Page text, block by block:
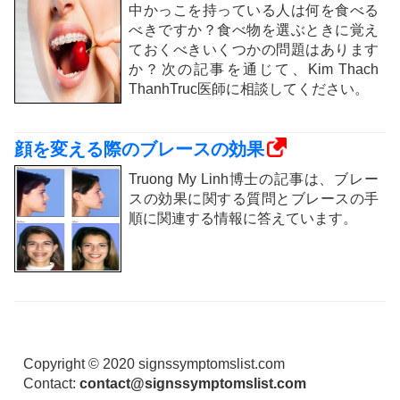
中かっこを持っている人は何を食べる
べきですか？食べ物を選ぶときに覚え
ておくべきいくつかの問題はあります
か？次の記事を通じて、Kim Thach
ThanhTruc医師に相談してください。
顔を変える際のブレースの効果
Truong My Linh博士の記事は、ブレー
スの効果に関する質問とブレースの手
順に関連する情報に答えています。
Copyright © 2020 signssymptomslist.com
Contact: contact@signssymptomslist.com